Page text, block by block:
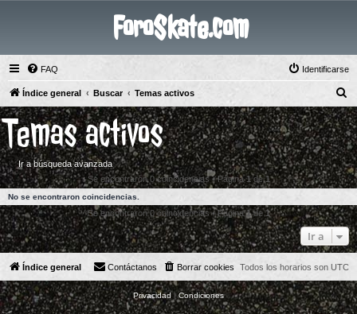
ForoSkate.com
FAQ Identificarse
Índice general Buscar Temas activos
u
s
c
a
r
Temas activos
Ir a búsqueda avanzada
Se encontraron 0 coincidencias • Página1de1
No se encontraron coincidencias.
Se encontraron 0 coincidencias • Página1de1
Ir a
Índice general Todos los horarios son UTC
Borrar cookies
Contáctanos
Privacidad|Condiciones